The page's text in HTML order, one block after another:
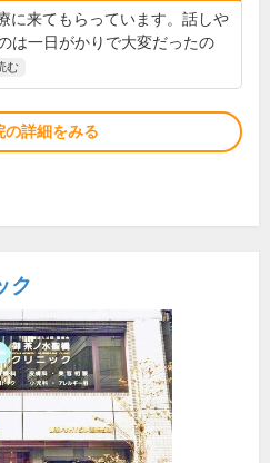
に来てもらっています。話しや
は一日がかりで大変だったの
む
の詳細をみる
ク